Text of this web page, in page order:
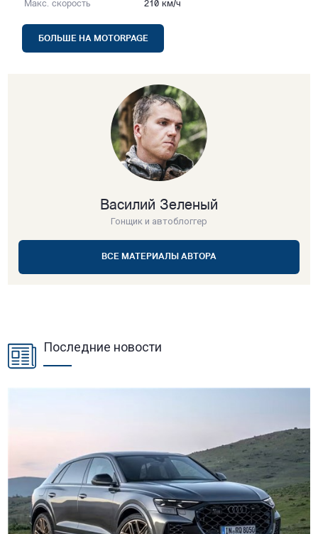
Макс. скорость 210 км/ч
БОЛЬШЕ НА MOTORPAGE
Василий Зеленый
Гонщик и автоблоггер
ВСЕ МАТЕРИАЛЫ АВТОРА
Последние новости